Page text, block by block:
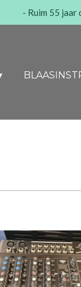
- Ruim 55 jaar